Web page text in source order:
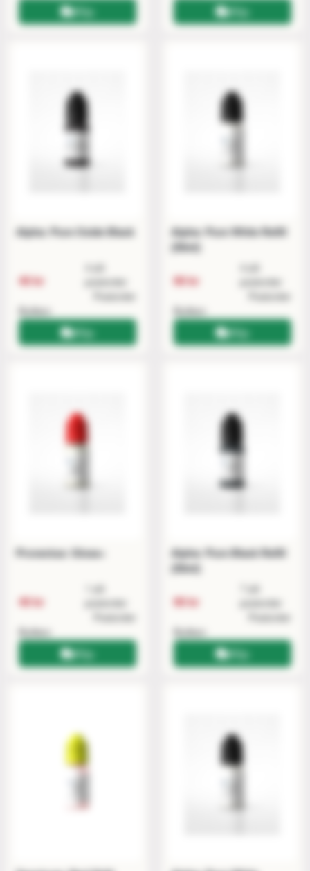
Köp Köp
Alpha: Pure Oxide Black
40 kr
4 på
postorder
Butiken
Köp
Alpha: Pure White Refill
(50ml)
90 kr
4 på
postorder
Butiken
Köp
Provectus: Gloss+
40 kr
1 på
postorder
Butiken
Köp
Alpha: Pure Black Refill
(50ml)
90 kr
postorder
Butiken
Köp